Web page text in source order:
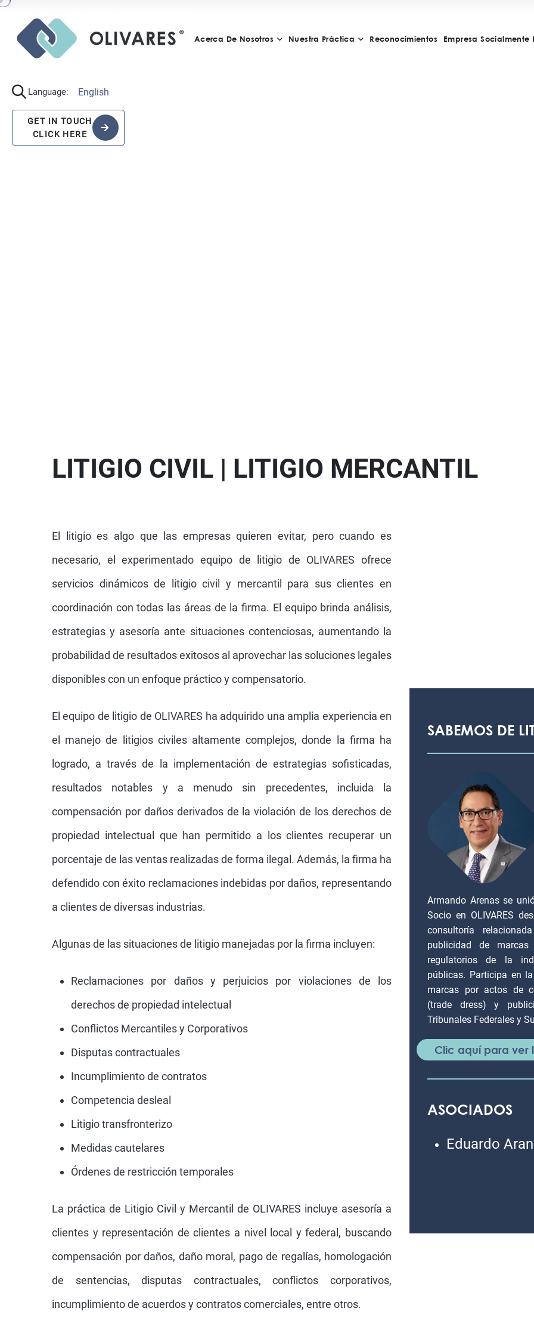
Acerca De Nosotros Nuestra Práctica Reconocimientos Empresa Socialmente
Language: English
GET IN TOUCH
CLICK HERE
LITIGIO CIVIL | LITIGIO MERCANTIL
El litigio es algo que las empresas quieren evitar, pero cuando es
necesario, el experimentado equipo de litigio de OLIVARES ofrece
servicios dinámicos de litigio civil y mercantil para sus clientes en
coordinación con todas las áreas de la firma. El equipo brinda análisis,
estrategias y asesoría ante situaciones contenciosas, aumentando la
probabilidad de resultados exitosos al aprovechar las soluciones legales
disponibles con un enfoque práctico y compensatorio.
El equipo de litigio de OLIVARES ha adquirido una amplia experiencia en
el manejo de litigios civiles altamente complejos, donde la firma ha
logrado, a través de la implementación de estrategias sofisticadas,
resultados notables y a menudo sin precedentes, incluida la
compensación por daños derivados de la violación de los derechos de
propiedad intelectual que han permitido a los clientes recuperar un
porcentaje de las ventas realizadas de forma ilegal. Además, la firma ha
defendido con éxito reclamaciones indebidas por daños, representando
a clientes de diversas industrias.
Algunas de las situaciones de litigio manejadas por la firma incluyen:
Reclamaciones por daños y perjuicios por violaciones de los
derechos de propiedad intelectual
Conflictos Mercantiles y Corporativos
Disputas contractuales
Incumplimiento de contratos
Competencia desleal
Litigio transfronterizo
Medidas cautelares
Órdenes de restricción temporales
La práctica de Litigio Civil y Mercantil de OLIVARES incluye asesoría a
clientes y representación de clientes a nivel local y federal, buscando
compensación por daños, daño moral, pago de regalías, homologación
de sentencias, disputas contractuales, conflictos corporativos,
incumplimiento de acuerdos y contratos comerciales, entre otros.
SABEMOS DE
Armando Arenas se
Socio en OLIVARES
consultoría
publicidad de
regulatorios de la
públicas. Participa en
marcas por actos de
(trade dress) y
Tribunales Federales y
Clic aquí para
ASOCIADOS
Eduardo